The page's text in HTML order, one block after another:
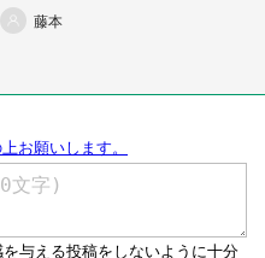
り返り...」（都道府県・年齢
性別不明）
藤本